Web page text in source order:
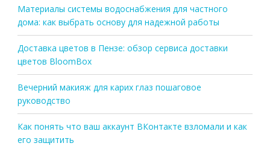
Материалы системы водоснабжения для частного
дома: как выбрать основу для надежной работы
Доставка цветов в Пензе: обзор сервиса доставки
цветов BloomBox
Вечерний макияж для карих глаз пошаговое
руководство
Как понять что ваш аккаунт ВКонтакте взломали и как
его защитить